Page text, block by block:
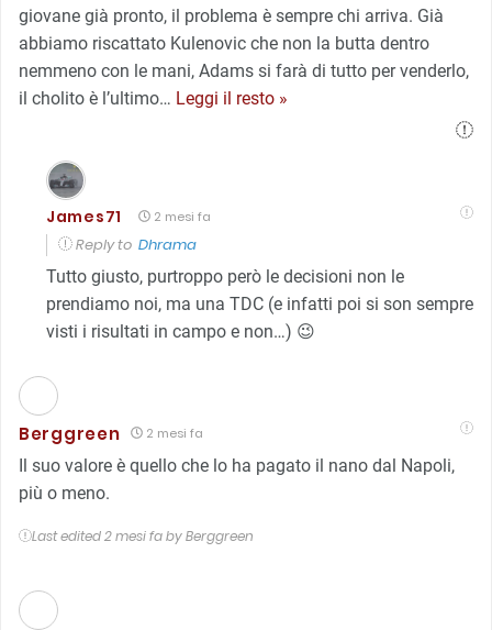
giovane già pronto, il problema è sempre chi arriva. Già
abbiamo riscattato Kulenovic che non la butta dentro
nemmeno con le mani, Adams si farà di tutto per venderlo,
il cholito è l’ultimo… Leggi il resto »
James71 2 mesi fa
Reply to Dhrama
Tutto giusto, purtroppo però le decisioni non le
prendiamo noi, ma una TDC (e infatti poi si son sempre
visti i risultati in campo e non…) 😉
Berggreen 2 mesi fa
Il suo valore è quello che lo ha pagato il nano dal Napoli,
più o meno.
Last edited 2 mesi fa by Berggreen